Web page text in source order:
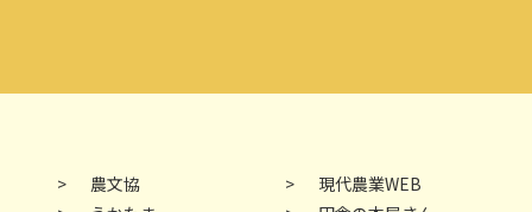
農文協
現代農業WEB